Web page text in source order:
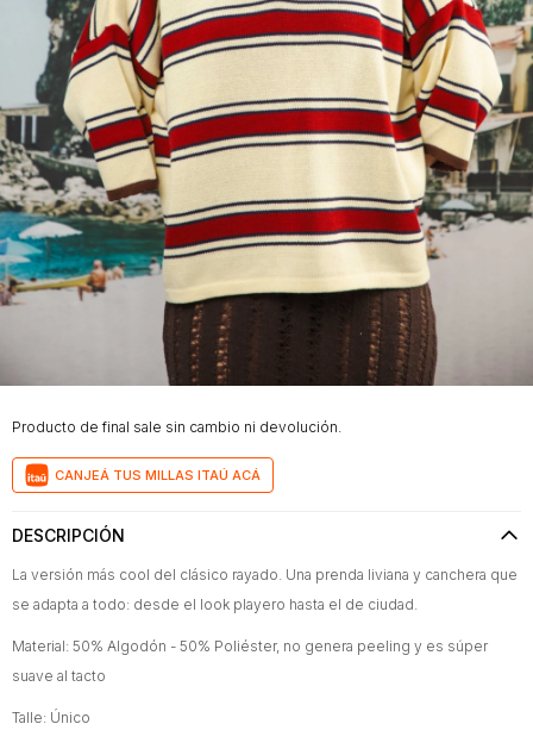
Producto de final sale sin cambio ni devolución.
CANJEÁ TUS MILLAS ITAÚ ACÁ
DESCRIPCIÓN
La versión más cool del clásico rayado. Una prenda liviana y canchera que
se adapta a todo: desde el look playero hasta el de ciudad.
Material: 50% Algodón - 50% Poliéster, no genera peeling y es súper
suave al tacto
Talle: Único
Buzos
y
sacos
Camperas
Shorts
y
faldas
Vestidos
Mochilas
y
Carteras
Bufandas